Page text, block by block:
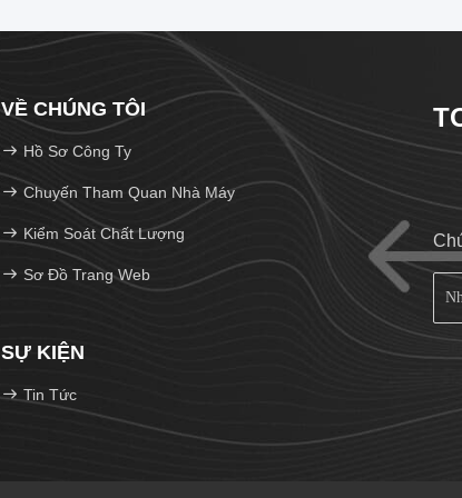
VỀ CHÚNG TÔI
Hồ Sơ Công Ty
Chuyến Tham Quan Nhà Máy
Kiểm Soát Chất Lượng
Sơ Đồ Trang Web
SỰ KIỆN
Tin Tức